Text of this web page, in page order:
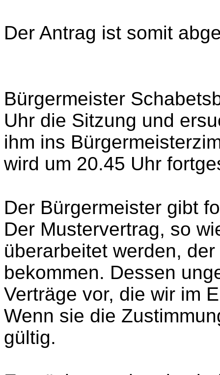
Der Antrag ist somit
Bürgermeister
Uhr die Sitzung und
ihm ins
wird um 20.45 Uhr
Der Bürgermeister gibt
Der Mustervertrag, so
überarbeitet werden,
bekommen. Dessen
Verträge vor, die wir im
Wenn sie die
gültig.